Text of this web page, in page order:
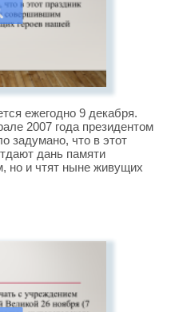
ежегодно 9 декабря.
2007 года президентом
что в этот
дань памяти
но и чтят ныне живущих